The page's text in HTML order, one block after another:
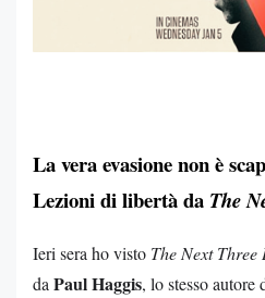
La vera evasione non è
Lezioni di libertà da The
Ieri sera ho visto The Next Three
daPaul Haggis, lo stesso autore